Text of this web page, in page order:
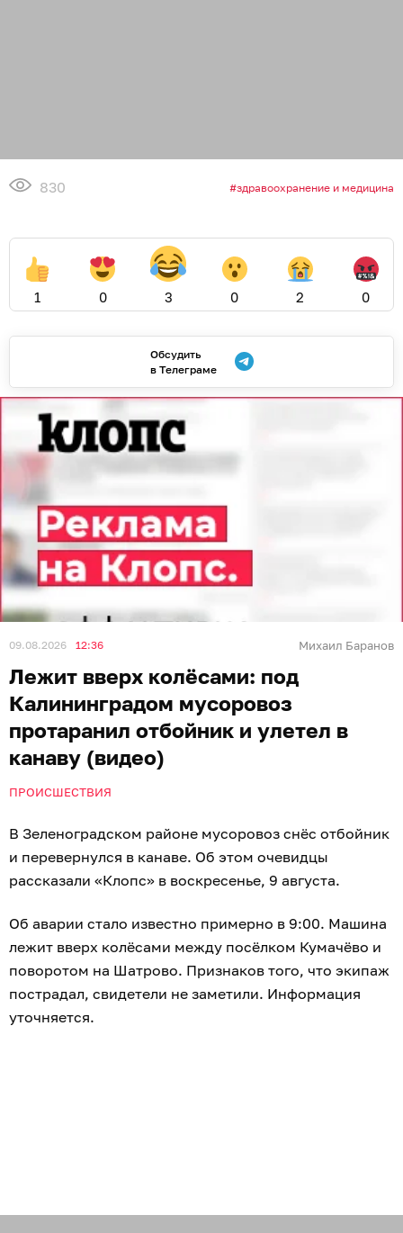
830 здравоохранение и медицина
1 0 3 0 2 0
Обсудить
в Телеграме
09.08.2026 12:36 Михаил Баранов
Лежит вверх колёсами: под
Калининградом мусоровоз
протаранил отбойник и улетел в
канаву (видео)
ПРОИСШЕСТВИЯ
В Зеленоградском районе мусоровоз снёс отбойник
и перевернулся в канаве. Об этом очевидцы
рассказали «Клопс» в воскресенье, 9 августа.
Об аварии стало известно примерно в 9:00. Машина
лежит вверх колёсами между посёлком Кумачёво и
поворотом на Шатрово. Признаков того, что экипаж
пострадал, свидетели не заметили. Информация
уточняется.